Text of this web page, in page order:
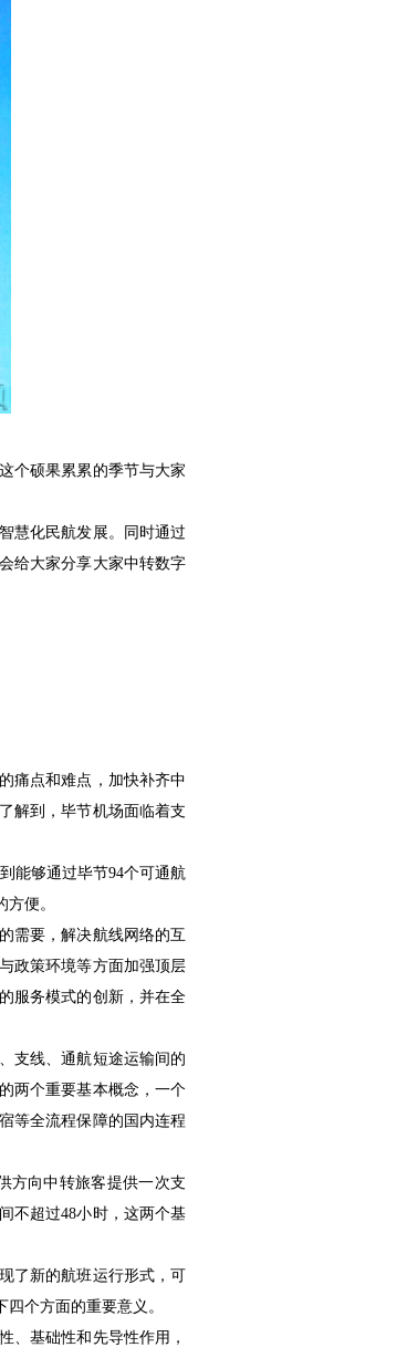
个硕果累累的季节与大家
慧化民航发展。同时通过
给大家分享大家中转数字
痛点和难点，加快补齐中
解到，毕节机场面临着支
能够通过毕节94个可通航
便。
需要，解决航线网络的互
政策环境等方面加强顶层
服务模式的创新，并在全
支线、通航短途运输间的
两个重要基本概念，一个
等全流程保障的国内连程
方向中转旅客提供一次支
不超过48小时，这两个基
了新的航班运行形式，可
个方面的重要意义。
、基础性和先导性作用，